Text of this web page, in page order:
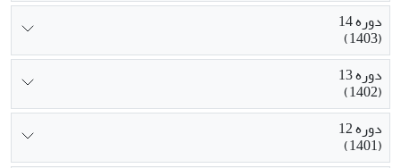
دوره 14
(1403)
دوره 13
(1402)
دوره 12
(1401)